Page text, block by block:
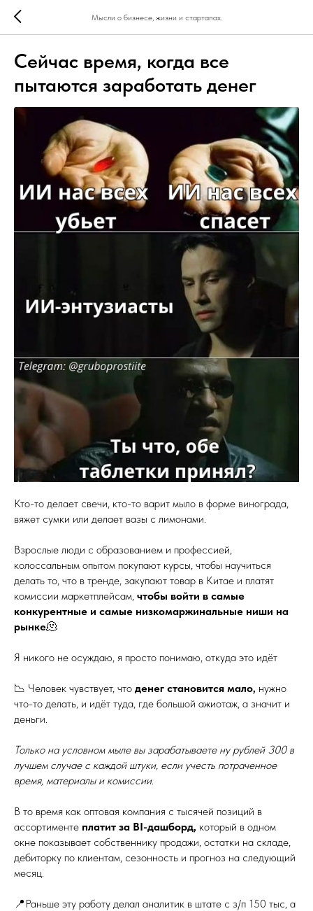
Мысли о бизнесе, жизни и стартапах.
Сейчас время, когда все
пытаются заработать денег
Кто-то делает свечи, кто-то варит мыло в форме винограда,
вяжет сумки или делает вазы с лимонами.
Взрослые люди с образованием и профессией,
колоссальным опытом покупают курсы, чтобы научиться
делать то, что в тренде, закупают товар в Китае и платят
комиссии маркетплейсам, чтобы войти в самые
конкурентные и самые низкомаржинальные ниши на
рынке🫠
Я никого не осуждаю, я просто понимаю, откуда это идёт
📉 Человек чувствует, что денег становится мало, нужно
что-то делать, и идёт туда, где большой ажиотаж, а значит и
деньги.
Только на условном мыле вы зарабатываете ну рублей 300 в
лучшем случае с каждой штуки, если учесть потраченное
время, материалы и комиссии.
В то время как оптовая компания с тысячей позиций в
ассортименте платит за BI-дашборд, который в одном
окне показывает собственнику продажи, остатки на складе,
дебиторку по клиентам, сезонность и прогноз на следующий
месяц.
📍Раньше эту работу делал аналитик в штате с з/п 150 тыс, а